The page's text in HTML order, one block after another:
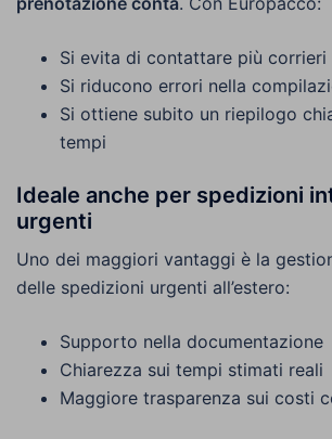
Si evita di contattare più corrieri
Si riducono errori nella
Si ottiene subito un riepilogo
tempi
Ideale anche per spedizioni
urgenti
Uno dei maggiori vantaggi è la
delle spedizioni urgenti all’estero:
Supporto nella documentazione
Chiarezza sui tempi stimati reali
Maggiore trasparenza sui costi